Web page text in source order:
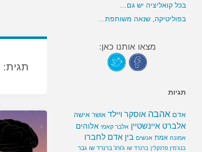
תגית:
בכל קואליציה יש גם…
בפוליטיקה, שנאה משותפת…
מצאו אותנו כאן:
תגיות
אדם אהבה אוסקר ויילד אושר אישה
אלברט איינשטיין אלבר קאמי אלוהים
אמונה אמת אנשים בין אדם לחברו
בנג'מין פרנקלין ברנרד שו ג'ורג' ברנרד שו גבר